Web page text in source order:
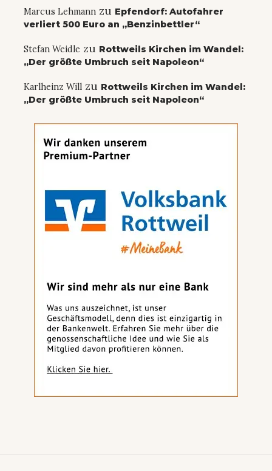
Marcus Lehmann zu Epfendorf: Autofahrer
verliert 500 Euro an „Benzinbettler“
Stefan Weidle zu Rottweils Kirchen im Wandel:
„Der größte Umbruch seit Napoleon“
Karlheinz Will zu Rottweils Kirchen im Wandel:
„Der größte Umbruch seit Napoleon“